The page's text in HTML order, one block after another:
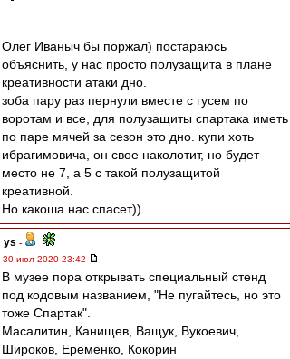
Олег Иваныч бы поржал) постараюсь
объяснить, у нас просто полузащита в плане
креативности атаки дно.
зоба пару раз пернули вместе с гусем по
воротам и все, для полузащиты спартака иметь
по паре мячей за сезон это дно. купи хоть
ибрагимовича, он свое наколотит, но будет
место не 7, а 5 с такой полузащитой
креативной.
Но какоша нас спасет))
ys -
30 июл 2020 23:42
В музее пора открывать специальный стенд
под кодовым названием, "Не пугайтесь, но это
тоже Спартак".
Масалитин, Канищев, Ващук, Вукоевич,
Широков, Еременко, Кокорин